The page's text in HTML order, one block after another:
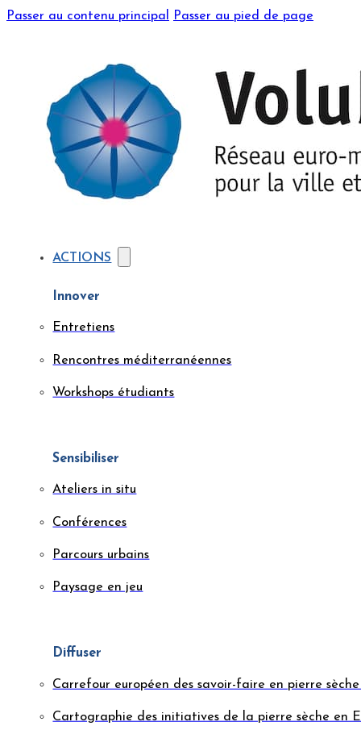
Passer au contenu principal Passer au pied de page
ACTIONS
Innover
Entretiens
Rencontres méditerranéennes
Workshops étudiants
Sensibiliser
Ateliers in situ
Conférences
Parcours urbains
Paysage en jeu
Diffuser
Carrefour européen des savoir-faire en pierre
Cartographie des initiatives de la pierre sèche en